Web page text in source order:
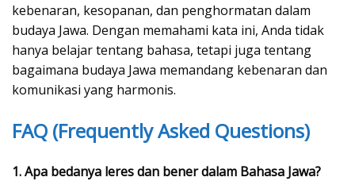
kebenaran, kesopanan, dan penghormatan dalam
budaya Jawa. Dengan memahami kata ini, Anda tidak
hanya belajar tentang bahasa, tetapi juga tentang
bagaimana budaya Jawa memandang kebenaran dan
komunikasi yang harmonis.
FAQ (Frequently Asked Questions)
1. Apa bedanya leres dan bener dalam Bahasa Jawa?